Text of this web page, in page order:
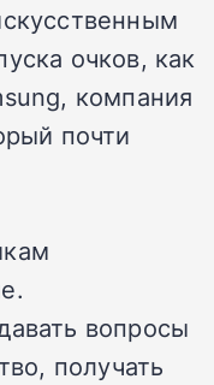
очков, как
компания
почти
вопросы
получать